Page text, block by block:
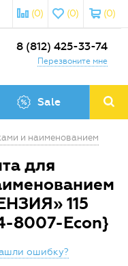
(0)
(0)
(0)
8 (812) 425-33-74
Перезвоните мне
Sale
и наименованием
для
115
8007-Econ}
ошибку?